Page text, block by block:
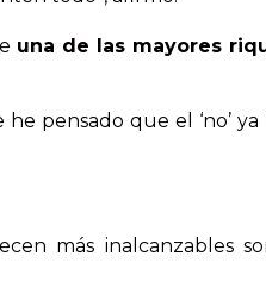
una de las mayores
pensado que el ‘no’
más inalcanzables